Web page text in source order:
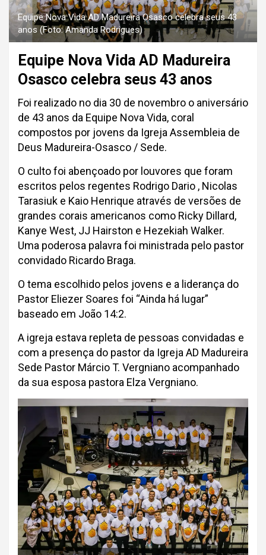
Equipe Nova Vida AD Madureira Osasco celebra seus 43
anos (Foto: Amanda Rodrigues)
Equipe Nova Vida AD Madureira
Osasco celebra seus 43 anos
Foi realizado no dia 30 de novembro o aniversário
de 43 anos da Equipe Nova Vida, coral
compostos por jovens da Igreja Assembleia de
Deus Madureira-Osasco / Sede.
O culto foi abençoado por louvores que foram
escritos pelos regentes Rodrigo Dario , Nicolas
Tarasiuk e Kaio Henrique através de versões de
grandes corais americanos como Ricky Dillard,
Kanye West, JJ Hairston e Hezekiah Walker.
Uma poderosa palavra foi ministrada pelo pastor
convidado Ricardo Braga.
O tema escolhido pelos jovens e a liderança do
Pastor Eliezer Soares foi “Ainda há lugar”
baseado em João 14:2.
A igreja estava repleta de pessoas convidadas e
com a presença do pastor da Igreja AD Madureira
Sede Pastor Márcio T. Vergniano acompanhado
da sua esposa pastora Elza Vergniano.